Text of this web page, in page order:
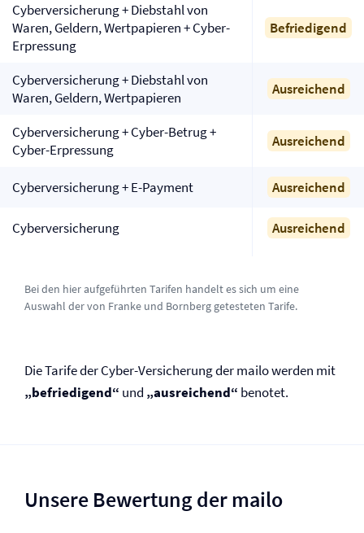
Cyber­versicherung + Diebstahl von
Waren, Geldern, Wertpapieren + Cyber-
Erpressung
Befriedigend
Cyber­versicherung + Diebstahl von
Waren, Geldern, Wertpapieren
Ausreichend
Cyber­versicherung + Cyber-Betrug +
Cyber-Erpressung
Ausreichend
Cyber­versicherung + E-Payment Ausreichend
Cyber­versicherung Ausreichend
Bei den hier aufgeführten Tarifen handelt es sich um eine
Auswahl der von Franke und Bornberg getesteten Tarife.
Die Tarife der Cyber-Versicherung der mailo werden mit
„befriedigend“ und „ausreichend“ benotet.
Unsere Bewertung der mailo